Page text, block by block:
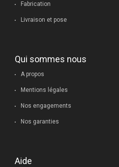
Fabrication
Livraison et pose
Qui sommes nous
A propos
Mentions légales
Nos engagements
Nos garanties
Aide